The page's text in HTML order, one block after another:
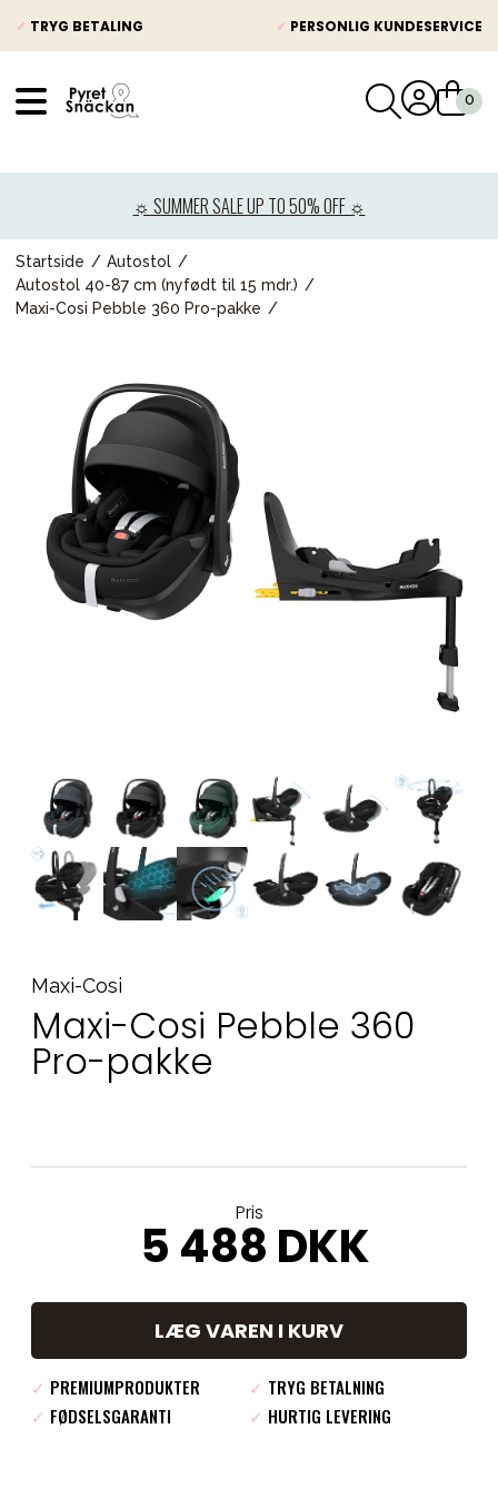
✓ TRYG BETALING ✓ PERSONLIG KUNDESERVICE
☼ SUMMER SALE UP TO 50% OFF ☼
Startside
Autostol
Autostol 40-87 cm (nyfødt til 15 mdr.)
Maxi-Cosi Pebble 360 Pro-pakke
Maxi-Cosi
Maxi-Cosi Pebble 360
Pro-pakke
Pris
5 488 DKK
LÆG VAREN I KURV
✓ PREMIUMPRODUKTER ✓ TRYG BETALNING
✓ FØDSELSGARANTI ✓ HURTIG LEVERING
Barnevogne
Babypakke
Legetøj og spil
Mor & Far
Møbler & sengetøj
Tilbehør
Reservedele
Kampagner
Tips til gaver
Sol og svømning Outlet
Guide
Kontakt os på
Vores butik